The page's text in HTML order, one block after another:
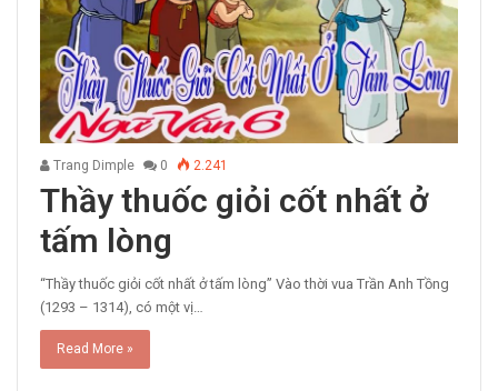
Trang Dimple 0 2.241
Thầy thuốc giỏi cốt nhất ở
tấm lòng
“Thầy thuốc giỏi cốt nhất ở tấm lòng” Vào thời vua Trần Anh Tồng
(1293 – 1314), có một vị…
Read More »